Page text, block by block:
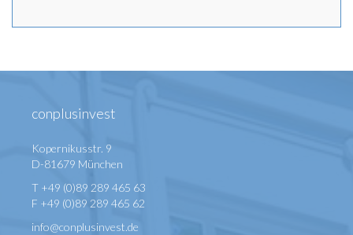
conplusinvest
Kopernikusstr. 9
D-81679 München
T +49 (0)89 289 465 63
F +49 (0)89 289 465 62
info@conplusinvest.de